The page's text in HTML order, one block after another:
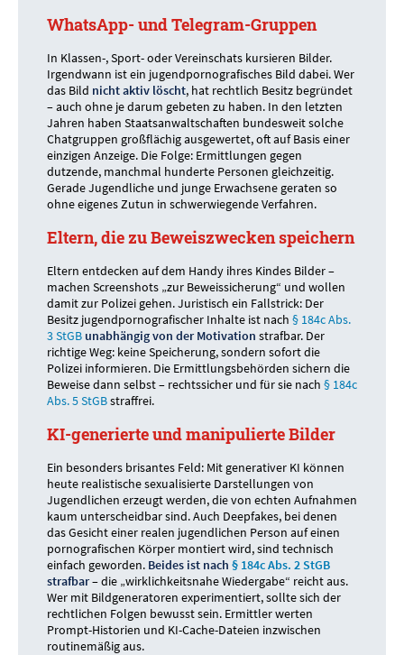
WhatsApp- und Telegram-Gruppen
In Klassen-, Sport- oder Vereinschats kursieren Bilder.
Irgendwann ist ein jugendpornografisches Bild dabei. Wer
das Bild nicht aktiv löscht, hat rechtlich Besitz begründet
– auch ohne je darum gebeten zu haben. In den letzten
Jahren haben Staatsanwaltschaften bundesweit solche
Chatgruppen großflächig ausgewertet, oft auf Basis einer
einzigen Anzeige. Die Folge: Ermittlungen gegen
dutzende, manchmal hunderte Personen gleichzeitig.
Gerade Jugendliche und junge Erwachsene geraten so
ohne eigenes Zutun in schwerwiegende Verfahren.
Eltern, die zu Beweiszwecken speichern
Eltern entdecken auf dem Handy ihres Kindes Bilder –
machen Screenshots „zur Beweissicherung“ und wollen
damit zur Polizei gehen. Juristisch ein Fallstrick: Der
Besitz jugendpornografischer Inhalte ist nach § 184c Abs.
3 StGB unabhängig von der Motivation strafbar. Der
richtige Weg: keine Speicherung, sondern sofort die
Polizei informieren. Die Ermittlungsbehörden sichern die
Beweise dann selbst – rechtssicher und für sie nach § 184c
Abs. 5 StGBstraffrei.
KI-generierte und manipulierte Bilder
Ein besonders brisantes Feld: Mit generativer KI können
heute realistische sexualisierte Darstellungen von
Jugendlichen erzeugt werden, die von echten Aufnahmen
kaum unterscheidbar sind. Auch Deepfakes, bei denen
das Gesicht einer realen jugendlichen Person auf einen
pornografischen Körper montiert wird, sind technisch
einfach geworden. Beides ist nach § 184c Abs. 2 StGB
strafbar– die „wirklichkeitsnahe Wiedergabe“ reicht aus.
Wer mit Bildgeneratoren experimentiert, sollte sich der
rechtlichen Folgen bewusst sein. Ermittler werten
Prompt-Historien und KI-Cache-Dateien inzwischen
routinemäßig aus.